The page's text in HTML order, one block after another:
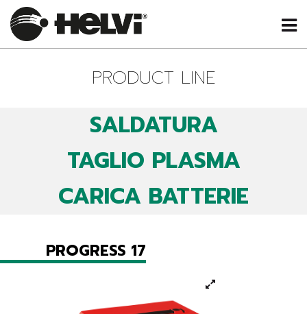
PRODUCT LINE
SALDATURA
TAGLIO PLASMA
CARICA BATTERIE
PROGRESS 17